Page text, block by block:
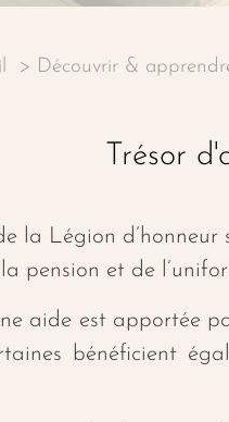
Découvrir &
Trésor
la Légion
pension et de
aide est apportée
bénéficient